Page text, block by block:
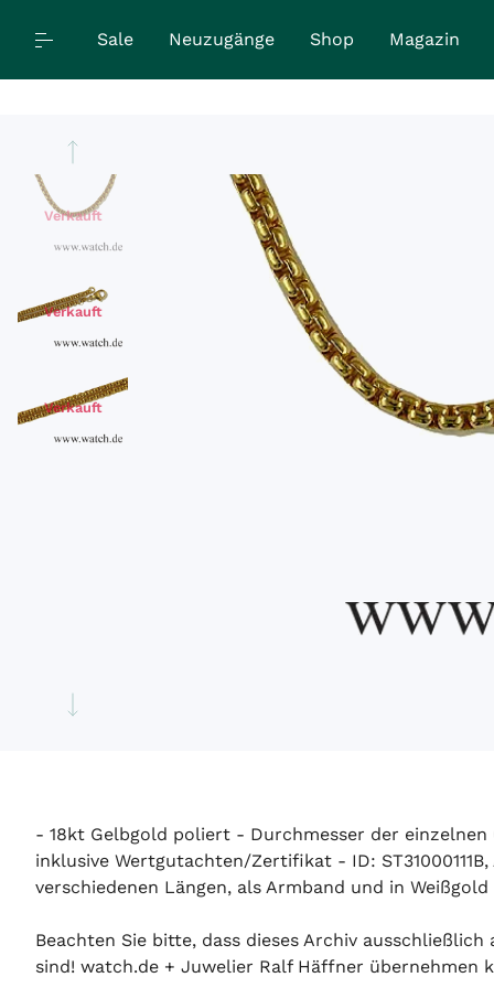
Sale Neuzugänge Shop Magazin
Verkauft
Verkauft
Verkauft
- 18kt Gelbgold poliert - Durchmesser der
inklusive Wertgutachten/Zertifikat - ID:
verschiedenen Längen, als Armband und in
Beachten Sie bitte, dass dieses Archiv
sind! watch.de + Juwelier Ralf Häffner übernehmen